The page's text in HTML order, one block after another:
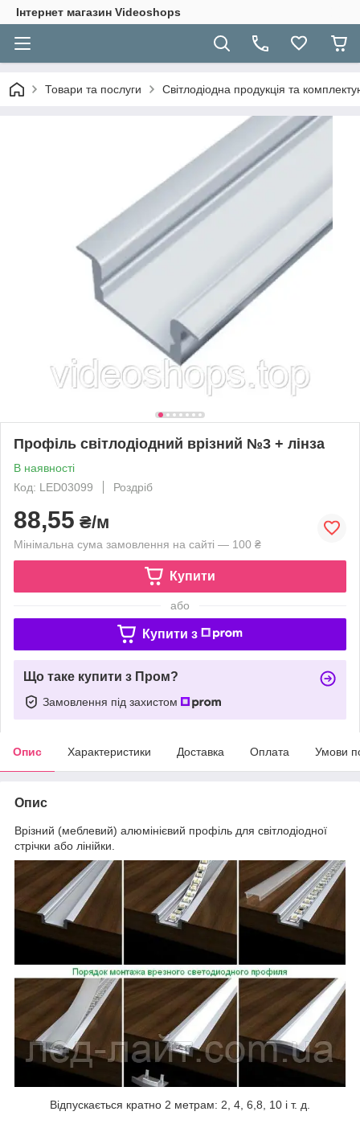
Інтернет магазин Videoshops
Товари та послуги Світлодіодна продукція та
Профіль світлодіодний врізний №3 + лінза
В наявності
Код: LED03099
Роздріб
88,55 ₴/м
Мінімальна сума замовлення на сайті — 100 ₴
Купити
або
Купити з
Що таке купити з Пром?
Замовлення під захистом
Опис Характеристики Доставка Оплата Умови
Опис
Врізний (меблевий) алюмінієвий профіль для світлодіодної
стрічки або лінійки.
Відпускається кратно 2 метрам: 2, 4, 6,8, 10 і т. д.